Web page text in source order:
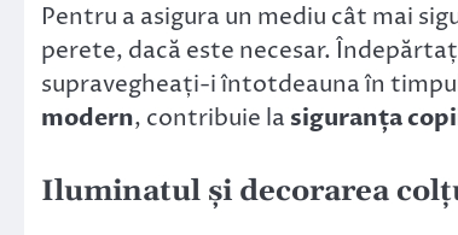
Pentru a asigura un mediu cât mai
perete, dacă este necesar.
supravegheați-i întotdeauna în
modern, contribuie la siguranța
Iluminatul și decorarea